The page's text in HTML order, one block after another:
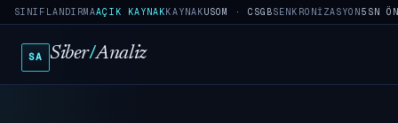
SINIFLANDIRMAAÇIK KAYNAKKAYNAKUSOM · CSGBSENKRONIZASYON5SN
SA Siber/Analiz